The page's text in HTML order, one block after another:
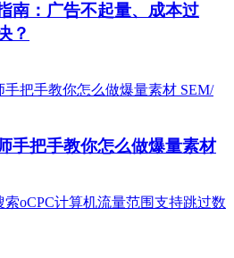
南：广告不起量、成本过
？
SEM/
手把手教你怎么做爆量素材